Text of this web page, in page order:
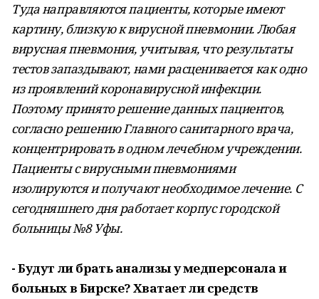
Туда направляются пациенты, которые имеют
картину, близкую к вирусной пневмонии. Любая
вирусная пневмония, учитывая, что результаты
тестов запаздывают, нами расценивается как одно
из проявлений коронавирусной инфекции.
Поэтому принято решение данных пациентов,
согласно решению Главного санитарного врача,
концентрировать в одном лечебном учреждении.
Пациенты с вирусными пневмониями
изолируются и получают необходимое лечение. С
сегодняшнего дня работает корпус городской
больницы №8 Уфы.
- Будут ли брать анализы у медперсонала и
больных в Бирске? Хватает ли средств